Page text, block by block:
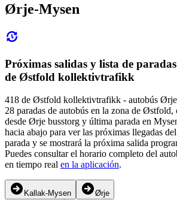
Ørje-Mysen
Próximas salidas y lista de
de Østfold kollektivtrafikk
418 de Østfold kollektivtrafikk - autobús
28 paradas de autobús en la zona de Østfold,
desde Ørje busstorg y última parada en
hacia abajo para ver las próximas llegadas
parada y se mostrará la próxima salida
Puedes consultar el horario completo del
en tiempo real en la aplicación.
Kallak-Mysen Ørje